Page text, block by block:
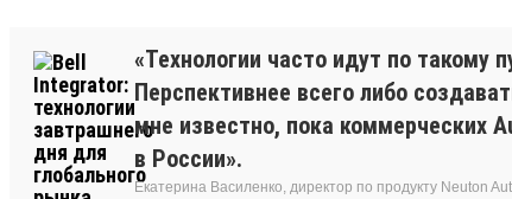
«Технологии часто идут по такому
Перспективнее всего либо
мне известно, пока коммерческих
в России».
Екатерина Василенко, директор по продукту Neuton